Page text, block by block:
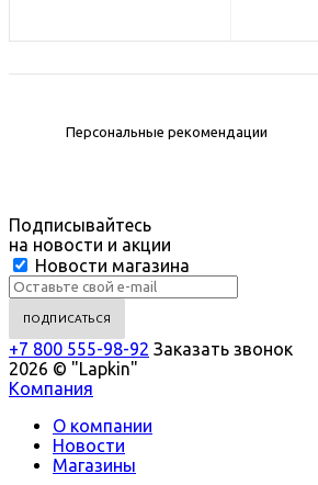
Персональные рекомендации
Подписывайтесь
на новости и акции
Новости магазина
+7 800 555-98-92 Заказать звонок
2026 © "Lapkin"
Компания
О компании
Новости
Магазины